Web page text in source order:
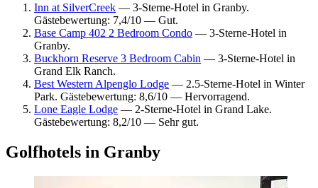
Inn at SilverCreek — 3-Sterne-Hotel in Granby.
Gästebewertung: 7,4/10 — Gut.
Base Camp 402 2 Bedroom Condo — 3-Sterne-Hotel in
Granby.
Buckhorn Reserve 3 Bedroom Cabin — 3-Sterne-Hotel in
Grand Elk Ranch.
Best Western Alpenglo Lodge — 2.5-Sterne-Hotel in Winter
Park. Gästebewertung: 8,6/10 — Hervorragend.
Lone Eagle Lodge — 2-Sterne-Hotel in Grand Lake.
Gästebewertung: 8,2/10 — Sehr gut.
Golfhotels in Granby